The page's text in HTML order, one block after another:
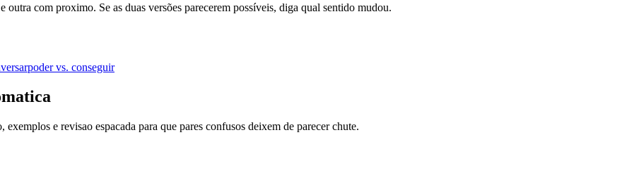
outra com proximo. Se as duas versões parecerem possíveis, diga qual sentido mudou.
poder vs. conseguir
e revisao espacada para que pares confusos deixem de parecer chute.